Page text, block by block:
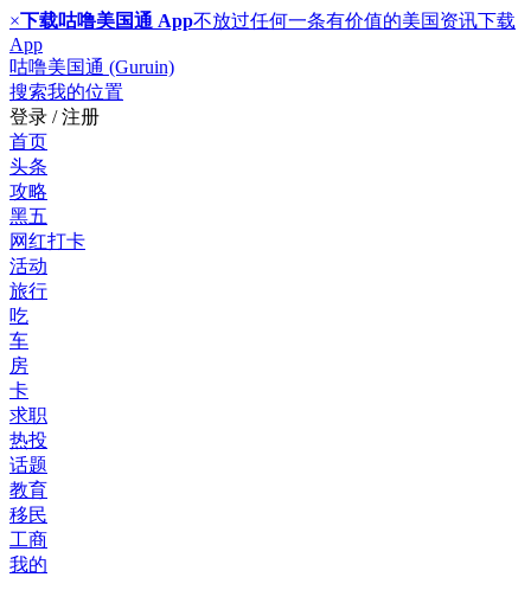
×下载咕噜美国通 App不放过任何一条有价值的美国资讯下载
App
咕噜美国通 (Guruin)
搜索我的位置
登录 / 注册
首页
头条
攻略
黑五
网红打卡
活动
旅行
吃
车
房
卡
求职
热投
话题
教育
移民
工商
我的